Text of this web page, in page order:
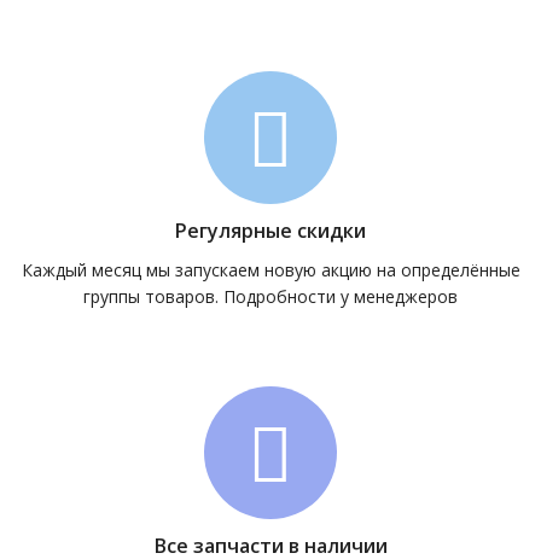
Регулярные скидки
Каждый месяц мы запускаем новую акцию на определённые
группы товаров. Подробности у менеджеров
Все запчасти в наличии